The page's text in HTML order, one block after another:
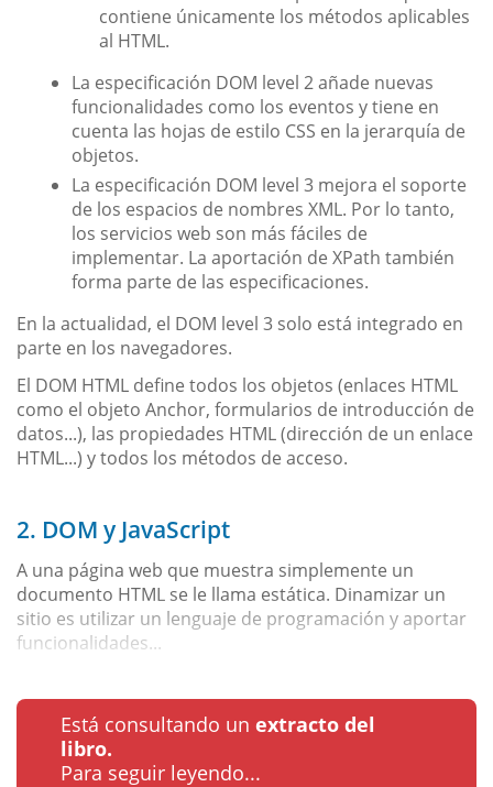
contiene únicamente los métodos aplicables
al HTML.
La especificación DOM level 2 añade nuevas
funcionalidades como los eventos y tiene en
cuenta las hojas de estilo CSS en la jerarquía de
objetos.
La especificación DOM level 3 mejora el soporte
de los espacios de nombres XML. Por lo tanto,
los servicios web son más fáciles de
implementar. La aportación de XPath también
forma parte de las especificaciones.
En la actualidad, el DOM level 3 solo está integrado en
parte en los navegadores.
El DOM HTML define todos los objetos (enlaces HTML
como el objeto Anchor, formularios de introducción de
datos...), las propiedades HTML (dirección de un enlace
HTML...) y todos los métodos de acceso.
2. DOM y JavaScript
A una página web que muestra simplemente un
documento HTML se le llama estática. Dinamizar un
sitio es utilizar un lenguaje de programación y aportar
funcionalidades...
Está consultando un extracto del
libro.
Para seguir leyendo...